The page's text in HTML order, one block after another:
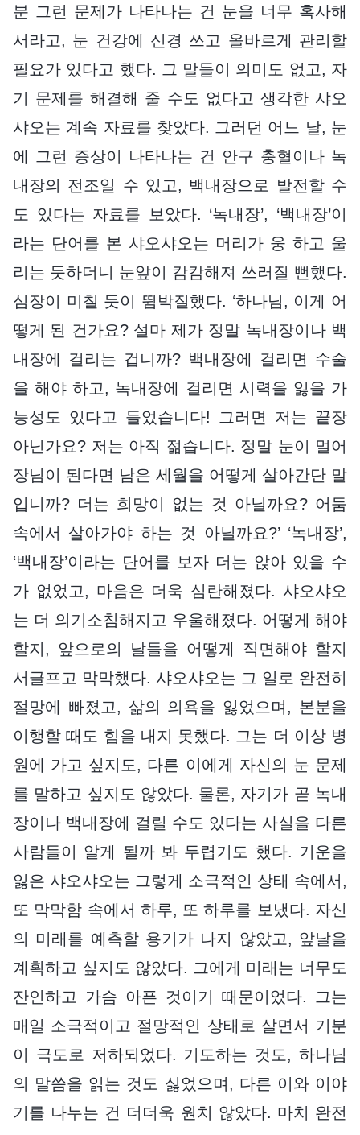
분 그런 문제가 나타나는 건 눈을 너무 혹사해
서라고, 눈 건강에 신경 쓰고 올바르게 관리할
필요가 있다고 했다. 그 말들이 의미도 없고, 자
기 문제를 해결해 줄 수도 없다고 생각한 샤오
샤오는 계속 자료를 찾았다. 그러던 어느 날, 눈
에 그런 증상이 나타나는 건 안구 충혈이나 녹
내장의 전조일 수 있고, 백내장으로 발전할 수
도 있다는 자료를 보았다. ‘녹내장’, ‘백내장’이
라는 단어를 본 샤오샤오는 머리가 웅 하고 울
리는 듯하더니 눈앞이 캄캄해져 쓰러질 뻔했다.
심장이 미칠 듯이 뜀박질했다. ‘하나님, 이게 어
떻게 된 건가요? 설마 제가 정말 녹내장이나 백
내장에 걸리는 겁니까? 백내장에 걸리면 수술
을 해야 하고, 녹내장에 걸리면 시력을 잃을 가
능성도 있다고 들었습니다! 그러면 저는 끝장
아닌가요? 저는 아직 젊습니다. 정말 눈이 멀어
장님이 된다면 남은 세월을 어떻게 살아간단 말
입니까? 더는 희망이 없는 것 아닐까요? 어둠
속에서 살아가야 하는 것 아닐까요?’ ‘녹내장’,
‘백내장’이라는 단어를 보자 더는 앉아 있을 수
가 없었고, 마음은 더욱 심란해졌다. 샤오샤오
는 더 의기소침해지고 우울해졌다. 어떻게 해야
할지, 앞으로의 날들을 어떻게 직면해야 할지
서글프고 막막했다. 샤오샤오는 그 일로 완전히
절망에 빠졌고, 삶의 의욕을 잃었으며, 본분을
이행할 때도 힘을 내지 못했다. 그는 더 이상 병
원에 가고 싶지도, 다른 이에게 자신의 눈 문제
를 말하고 싶지도 않았다. 물론, 자기가 곧 녹내
장이나 백내장에 걸릴 수도 있다는 사실을 다른
사람들이 알게 될까 봐 두렵기도 했다. 기운을
잃은 샤오샤오는 그렇게 소극적인 상태 속에서,
또 막막함 속에서 하루, 또 하루를 보냈다. 자신
의 미래를 예측할 용기가 나지 않았고, 앞날을
계획하고 싶지도 않았다. 그에게 미래는 너무도
잔인하고 가슴 아픈 것이기 때문이었다. 그는
매일 소극적이고 절망적인 상태로 살면서 기분
이 극도로 저하되었다. 기도하는 것도, 하나님
의 말씀을 읽는 것도 싫었으며, 다른 이와 이야
기를 나누는 건 더더욱 원치 않았다. 마치 완전